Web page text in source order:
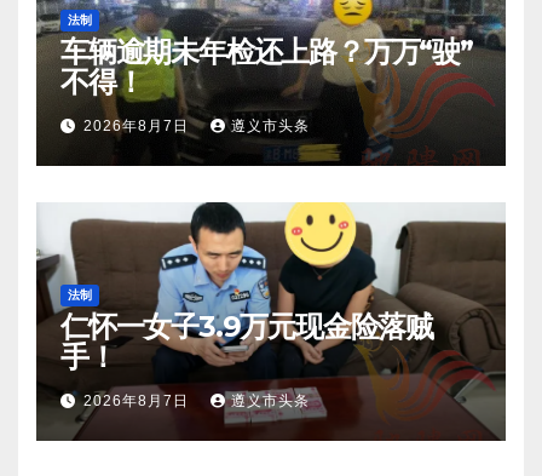
法制
车辆逾期未年检还上路？万万“驶”
不得！
2026年8月7日 遵义市头条
法制
仁怀一女子3.9万元现金险落贼
手！
2026年8月7日 遵义市头条